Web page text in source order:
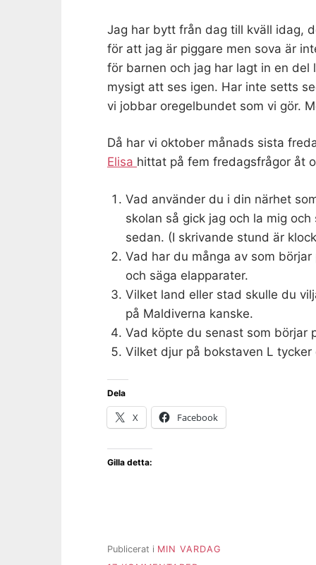
Jag har bytt från dag till kväll idag,
för att jag är piggare men sova är
för barnen och jag har lagt in en del
mysigt att ses igen. Har inte setts
vi jobbar oregelbundet som vi gör.
Då har vi oktober månads sista
Elisa hittat på fem fredagsfrågor åt
Vad använder du i din närhet
skolan så gick jag och la mig
sedan. (I skrivande stund är
Vad har du många av som
och säga elapparater.
Vilket land eller stad skulle du
på Maldiverna kanske.
Vad köpte du senast som börjar
Vilket djur på bokstaven L
Dela
X Facebook
Gilla detta:
Publicerat i MIN VARDAG